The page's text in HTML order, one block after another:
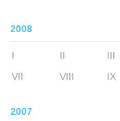
2008
I II III
VII
VIII IX
2007